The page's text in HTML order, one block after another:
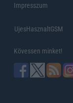
Impresszum
UjesHasznaltGSM
Kövessen minket!